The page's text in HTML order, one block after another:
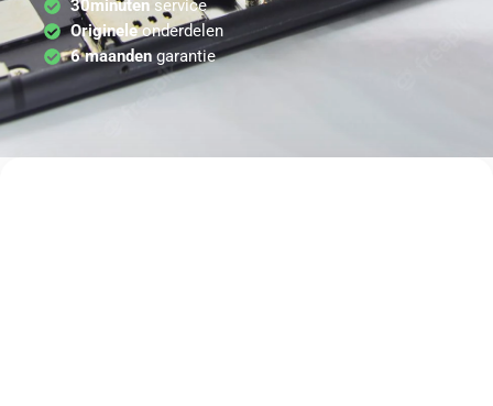
30minutenservice
Origineleonderdelen
6 maandengarantie